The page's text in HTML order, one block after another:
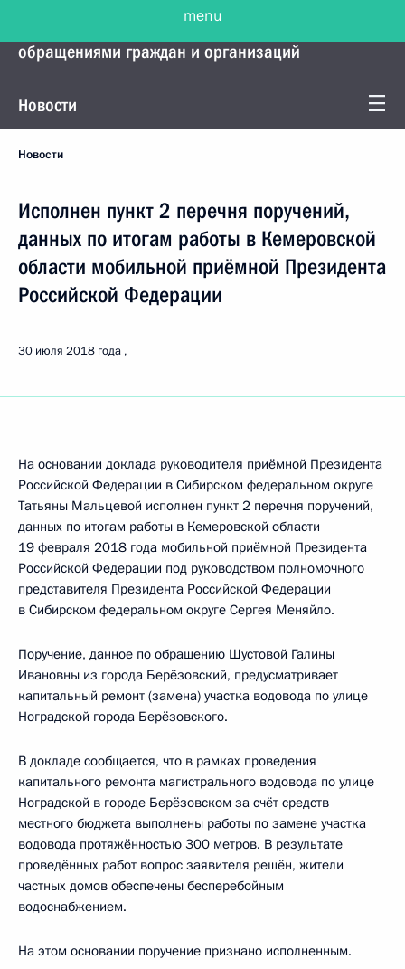
Управление Президента по работе с
обращениями граждан и организаций
Новости
Новости
Исполнен пункт 2 перечня поручений,
данных по итогам работы в Кемеровской
области мобильной приёмной Президента
Российской Федерации
30 июля 2018 года
На основании доклада руководителя приёмной Президента
Российской Федерации в Сибирском федеральном округе
Татьяны Мальцевой исполнен пункт 2 перечня поручений,
данных по итогам работы в Кемеровской области
19 февраля 2018 года мобильной приёмной Президента
Российской Федерации под руководством полномочного
представителя Президента Российской Федерации
в Сибирском федеральном округе Сергея Меняйло.
Поручение, данное по обращению Шустовой Галины
Ивановны из города Берёзовский, предусматривает
капитальный ремонт (замена) участка водовода по улице
Ноградской города Берёзовского.
В докладе сообщается, что в рамках проведения
капитального ремонта магистрального водовода по улице
Ноградской в городе Берёзовском за счёт средств
местного бюджета выполнены работы по замене участка
водовода протяжённостью 300 метров. В результате
проведённых работ вопрос заявителя решён, жители
частных домов обеспечены бесперебойным
водоснабжением.
На этом основании поручение признано исполненным.